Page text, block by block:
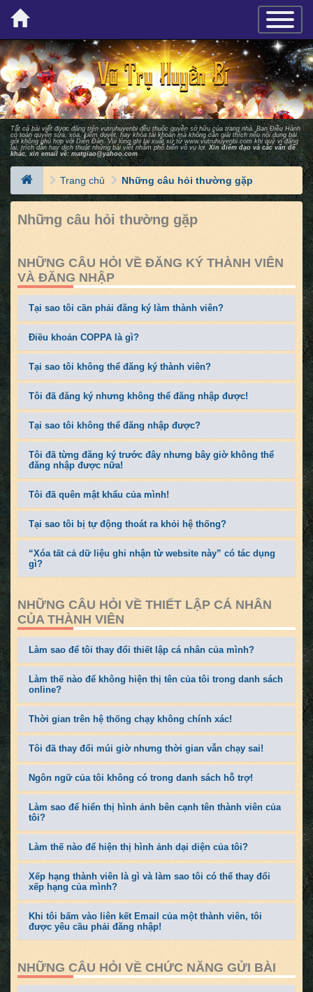
×
Tất cả bài viết được đăng trên vutruhuyenbi đều thuộc quyền sở hữu của trang nhà. Ban Ðiều Hành
có toàn quyền sửa, xóa, kiểm duyệt, hay khóa tài khoản mà không cần giải thích nếu nội dung bài
gởi không phù hợp với Diễn Ðàn. Vui lòng ghi lại xuất xứ từwww.vutruhuyenbi.comkhi quý vị đăng
lại, trích dẫn hay dịch thuật những bài viết nhằm phổ biến vô vụ lợi. Xin điểm đạo và các vấn đề
khác, xin email về: matgiao@yahoo.com
Trang chủ Những câu hỏi thường gặp
Những câu hỏi thường gặp
NHỮNG CÂU HỎI VỀ ĐĂNG KÝ THÀNH VIÊN
VÀ ĐĂNG NHẬP
Tại sao tôi cần phải đăng ký làm thành viên?
Điều khoản COPPA là gì?
Tại sao tôi không thể đăng ký thành viên?
Tôi đã đăng ký nhưng không thể đăng nhập được!
Tại sao tôi không thể đăng nhập được?
Tôi đã từng đăng ký trước đây nhưng bây giờ không thể
đăng nhập được nữa!
Tôi đã quên mật khẩu của mình!
Tại sao tôi bị tự động thoát ra khỏi hệ thống?
“Xóa tất cả dữ liệu ghi nhận từ website này” có tác dụng
gì?
NHỮNG CÂU HỎI VỀ THIẾT LẬP CÁ NHÂN
CỦA THÀNH VIÊN
Làm sao để tôi thay đổi thiết lập cá nhân của mình?
Làm thế nào để không hiện thị tên của tôi trong danh sách
online?
Thời gian trên hệ thống chạy không chính xác!
Tôi đã thay đổi múi giờ nhưng thời gian vẫn chạy sai!
Ngôn ngữ của tôi không có trong danh sách hỗ trợ!
Làm sao để hiển thị hình ảnh bên cạnh tên thành viên của
tôi?
Làm thế nào để hiện thị hình ảnh dại diện của tôi?
Xếp hạng thành viên là gì và làm sao tôi có thể thay đổi
xếp hạng của mình?
Khi tôi bấm vào liên kết Email của một thành viên, tôi
được yêu cầu phải đăng nhập!
NHỮNG CÂU HỎI VỀ CHỨC NĂNG GỬI BÀI